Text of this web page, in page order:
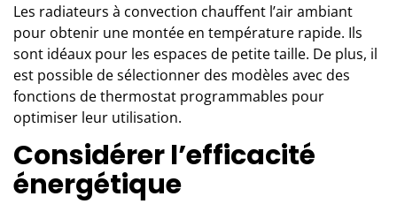
Les radiateurs à convection chauffent l’air ambiant
pour obtenir une montée en température rapide. Ils
sont idéaux pour les espaces de petite taille. De plus, il
est possible de sélectionner des modèles avec des
fonctions de thermostat programmables pour
optimiser leur utilisation.
Considérer l’efficacité
énergétique